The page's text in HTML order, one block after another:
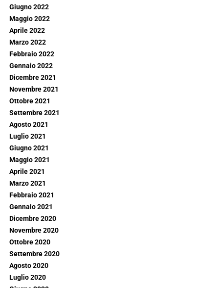
Giugno 2022
Maggio 2022
Aprile 2022
Marzo 2022
Febbraio 2022
Gennaio 2022
Dicembre 2021
Novembre 2021
Ottobre 2021
Settembre 2021
Agosto 2021
Luglio 2021
Giugno 2021
Maggio 2021
Aprile 2021
Marzo 2021
Febbraio 2021
Gennaio 2021
Dicembre 2020
Novembre 2020
Ottobre 2020
Settembre 2020
Agosto 2020
Luglio 2020